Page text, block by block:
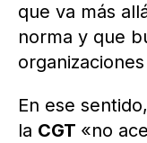
que va más
norma y que
En ese
la CGT «no